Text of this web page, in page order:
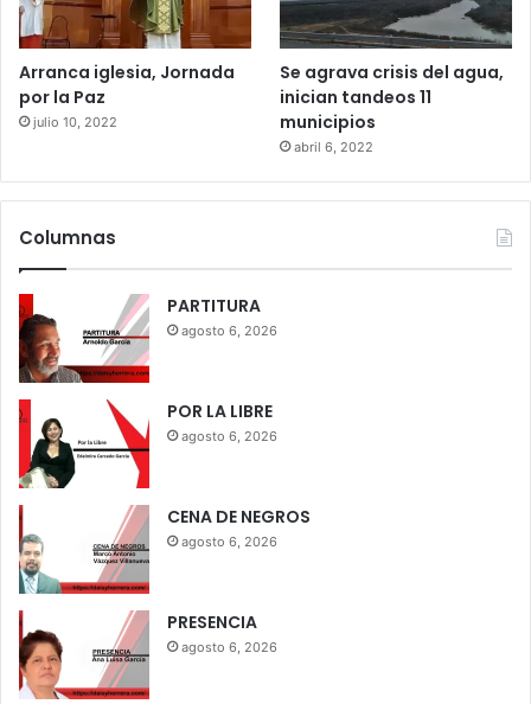
Arranca iglesia, Jornada
por la Paz
julio 10, 2022
Se agrava crisis del agua,
inician tandeos 11
municipios
abril 6, 2022
Columnas
PARTITURA
agosto 6, 2026
POR LA LIBRE
agosto 6, 2026
CENA DE NEGROS
agosto 6, 2026
PRESENCIA
agosto 6, 2026